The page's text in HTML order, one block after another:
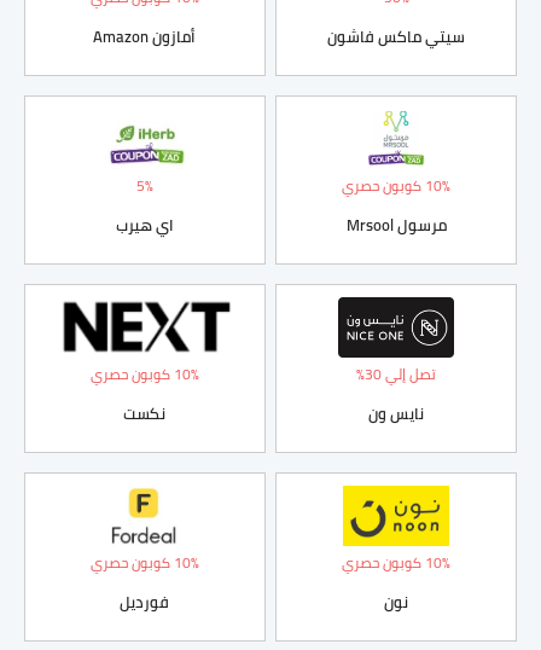
سيتي ماكس فاشون أمازون Amazon
10% كوبون حصري
مرسول Mrsool
5%
اي هيرب
تصل إلي 30%
نايس ون
10% كوبون حصري
نكست
10% كوبون حصري
نون
10% كوبون حصري
فورديل